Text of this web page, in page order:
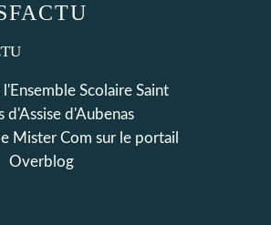
l'Ensemble Scolaire Saint
d'Assise d'Aubenas
Mister Com sur le portail
Overblog